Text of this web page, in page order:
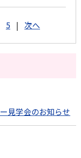
5 | 次へ
見学会のお知らせ